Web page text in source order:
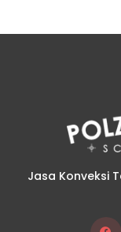
Jasa Konveksi